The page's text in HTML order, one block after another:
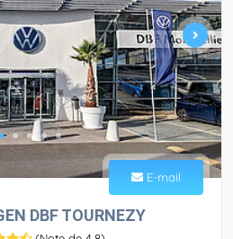
E-mail
DBF TOURNEZY